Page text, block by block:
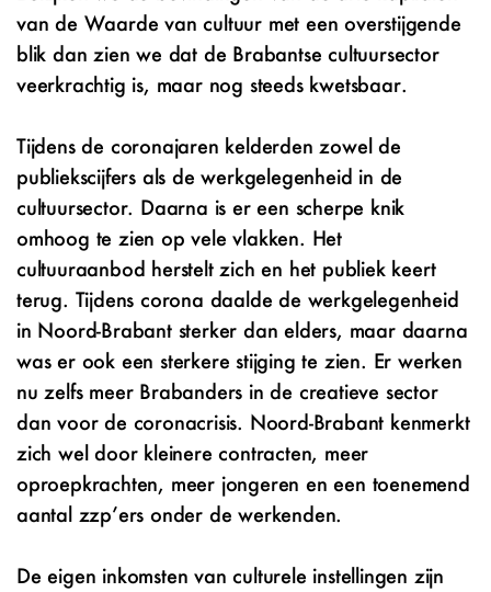
van de Waarde van cultuur met een overstijgende
blik dan zien we dat de Brabantse cultuursector
veerkrachtig is, maar nog steeds kwetsbaar.
Tijdens de coronajaren kelderden zowel de
publiekscijfers als de werkgelegenheid in de
cultuursector. Daarna is er een scherpe knik
omhoog te zien op vele vlakken. Het
cultuuraanbod herstelt zich en het publiek keert
terug. Tijdens corona daalde de werkgelegenheid
in Noord-Brabant sterker dan elders, maar daarna
was er ook een sterkere stijging te zien. Er werken
nu zelfs meer Brabanders in de creatieve sector
dan voor de coronacrisis. Noord-Brabant kenmerkt
zich wel door kleinere contracten, meer
oproepkrachten, meer jongeren en een toenemend
aantal zzp’ers onder de werkenden.
De eigen inkomsten van culturele instellingen zijn